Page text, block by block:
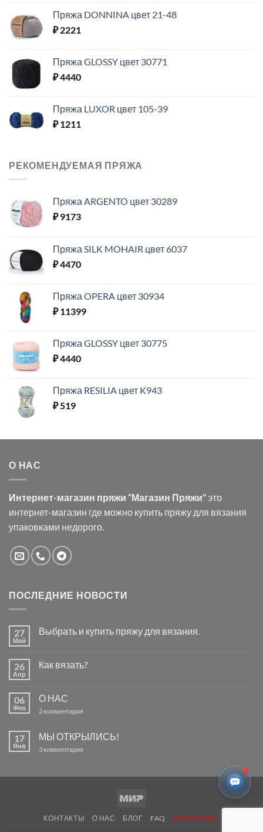
Пряжа DONNINA цвет 21-48
₽2221
Пряжа GLOSSY цвет 30771
₽4440
Пряжа LUXOR цвет 105-39
₽1211
РЕКОМЕНДУЕМАЯ ПРЯЖА
Пряжа ARGENTO цвет 30289
₽9173
Пряжа SILK MOHAIR цвет 6037
₽4470
Пряжа OPERA цвет 30934
₽11399
Пряжа GLOSSY цвет 30775
₽4440
Пряжа RESILIA цвет K943
₽519
О НАС
Интернет-магазин пряжи “Магазин Пряжи”это
интернет-магазин где можно купить пряжу для вязания
упаковками недорого.
ПОСЛЕДНИЕ НОВОСТИ
27
Май
Выбрать и купить пряжу для вязания.
Выбрать
для
вязания.
26
Апр
Как вязать?
Как
06
Фев
О НАС
2 комментария
НАС
17
Янв
МЫ ОТКРЫЛИСЬ!
3 комментария
Mir
КОНТАКТЫ О НАС БЛОГ FAQ ВНИМАНИЕ!